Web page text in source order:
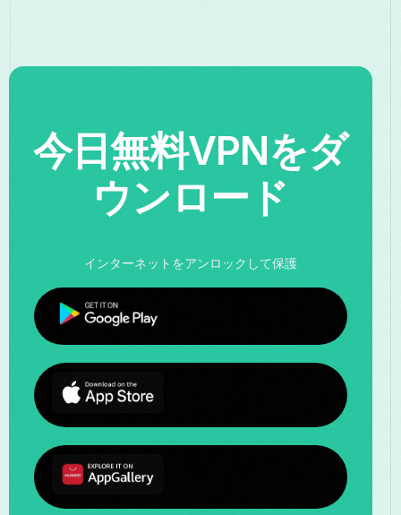
今日無料VPNをダ
ウンロード
インターネットをアンロックして保護